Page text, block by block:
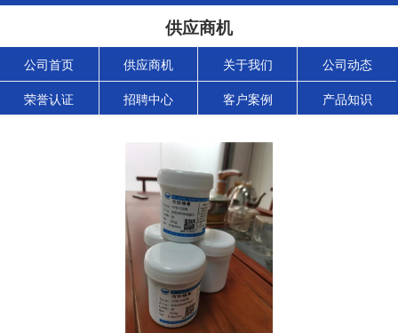
供应商机
公司首页 供应商机 关于我们 公司动态
荣誉认证 招聘中心 客户案例 产品知识